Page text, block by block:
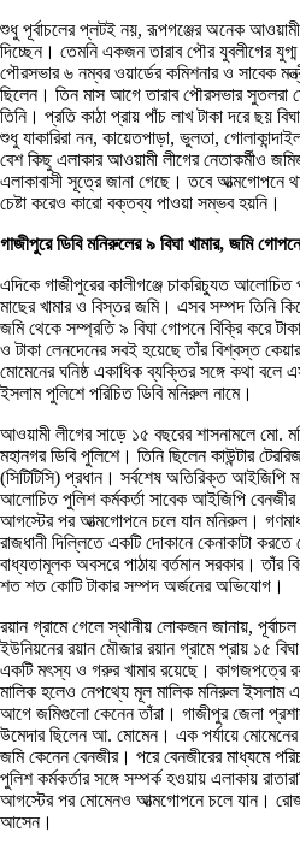
শুধু পূর্বাচলের প্লটই নয়, রূপগঞ্জের অনেক আওয়ামী
দিচ্ছেন। তেমনি একজন তারাব পৌর যুবলীগের যুগ্ম
পৌরসভার ৬ নম্বর ওয়ার্ডের কমিশনার ও সাবেক
ছিলেন। তিন মাস আগে তারাব পৌরসভার সুতলরা
তিনি। প্রতি কাঠা প্রায় পাঁচ লাখ টাকা দরে ছয়
শুধু যাকারিরা নন, কায়েতপাড়া, ভুলতা,
বেশ কিছু এলাকার আওয়ামী লীগের নেতাকর্মীও
এলাকাবাসী সূত্রে জানা গেছে। তবে আত্মগোপনে
চেষ্টা করেও কারো বক্তব্য পাওয়া সম্ভব হয়নি।
গাজীপুরে ডিবি মনিরুলের ৯ বিঘা খামার, জমি
এদিকে গাজীপুরের কালীগঞ্জে চাকরিচ্যুত আলোচিত
মাছের খামার ও বিস্তর জমি। এসব সম্পদ তিনি
জমি থেকে সম্প্রতি ৯ বিঘা গোপনে বিক্রি করে
ও টাকা লেনদেনের সবই হয়েছে তাঁর বিশ্বস্ত
মোমেনের ঘনিষ্ঠ একাধিক ব্যক্তির সঙ্গে কথা
ইসলাম পুলিশে পরিচিত ডিবি মনিরুল নামে।
আওয়ামী লীগের সাড়ে ১৫ বছরের শাসনামলে মো.
মহানগর ডিবি পুলিশে। তিনি ছিলেন কাউন্টার
(সিটিটিসি) প্রধান। সর্বশেষ অতিরিক্ত আইজিপি
আলোচিত পুলিশ কর্মকর্তা সাবেক আইজিপি
আগস্টের পর আত্মগোপনে চলে যান মনিরুল।
রাজধানী দিল্লিতে একটি দোকানে কেনাকাটা
বাধ্যতামূলক অবসরে পাঠায় বর্তমান সরকার। তাঁর
শত শত কোটি টাকার সম্পদ অর্জনের অভিযোগ।
রয়ান গ্রামে গেলে স্থানীয় লোকজন জানায়,
ইউনিয়নের রয়ান মৌজার রয়ান গ্রামে প্রায় ১৫
একটি মৎস্য ও গরুর খামার রয়েছে। কাগজপত্রে
মালিক হলেও নেপথ্যে মূল মালিক মনিরুল ইসলাম
আগে জমিগুলো কেনেন তাঁরা। গাজীপুর জেলা
উমেদার ছিলেন আ. মোমেন। এক পর্যায়ে
জমি কেনেন বেনজীর। পরে বেনজীরের মাধ্যমে
পুলিশ কর্মকর্তার সঙ্গে সম্পর্ক হওয়ায় এলাকায়
আগস্টের পর মোমেনও আত্মগোপনে চলে যান।
আসেন।